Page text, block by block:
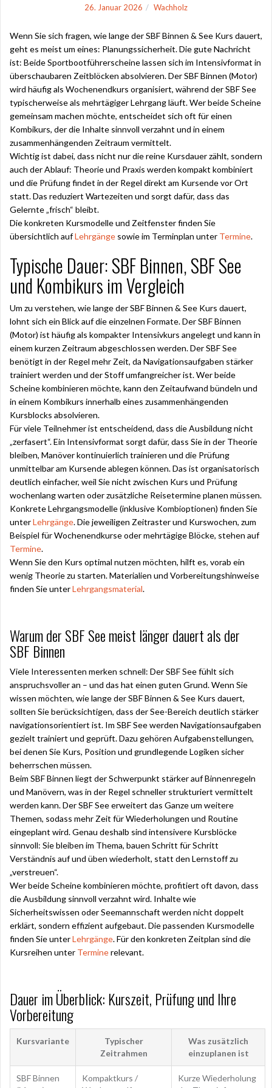
26. Januar 2026 Wachholz
Wenn Sie sich fragen, wie lange der SBF Binnen & See Kurs dauert,
geht es meist um eines: Planungssicherheit. Die gute Nachricht
ist: Beide Sportbootführerscheine lassen sich im Intensivformat in
überschaubaren Zeitblöcken absolvieren. Der SBF Binnen (Motor)
wird häufig als Wochenendkurs organisiert, während der SBF See
typischerweise als mehrtägiger Lehrgang läuft. Wer beide Scheine
gemeinsam machen möchte, entscheidet sich oft für einen
Kombikurs, der die Inhalte sinnvoll verzahnt und in einem
zusammenhängenden Zeitraum vermittelt.
Wichtig ist dabei, dass nicht nur die reine Kursdauer zählt, sondern
auch der Ablauf: Theorie und Praxis werden kompakt kombiniert
und die Prüfung findet in der Regel direkt am Kursende vor Ort
statt. Das reduziert Wartezeiten und sorgt dafür, dass das
Gelernte „frisch“ bleibt.
Die konkreten Kursmodelle und Zeitfenster finden Sie
übersichtlich aufLehrgänge sowie im Terminplan unter Termine.
Typische Dauer: SBF Binnen, SBF See
und Kombikurs im Vergleich
Um zu verstehen, wie lange der SBF Binnen & See Kurs dauert,
lohnt sich ein Blick auf die einzelnen Formate. Der SBF Binnen
(Motor) ist häufig als kompakter Intensivkurs angelegt und kann in
einem kurzen Zeitraum abgeschlossen werden. Der SBF See
benötigt in der Regel mehr Zeit, da Navigationsaufgaben stärker
trainiert werden und der Stoff umfangreicher ist. Wer beide
Scheine kombinieren möchte, kann den Zeitaufwand bündeln und
in einem Kombikurs innerhalb eines zusammenhängenden
Kursblocks absolvieren.
Für viele Teilnehmer ist entscheidend, dass die Ausbildung nicht
„zerfasert“. Ein Intensivformat sorgt dafür, dass Sie in der Theorie
bleiben, Manöver kontinuierlich trainieren und die Prüfung
unmittelbar am Kursende ablegen können. Das ist organisatorisch
deutlich einfacher, weil Sie nicht zwischen Kurs und Prüfung
wochenlang warten oder zusätzliche Reisetermine planen müssen.
Konkrete Lehrgangsmodelle (inklusive Kombioptionen) finden Sie
unterLehrgänge. Die jeweiligen Zeitraster und Kurswochen, zum
Beispiel für Wochenendkurse oder mehrtägige Blöcke, stehen auf
Termine.
Wenn Sie den Kurs optimal nutzen möchten, hilft es, vorab ein
wenig Theorie zu starten. Materialien und Vorbereitungshinweise
finden Sie unterLehrgangsmaterial.
Warum der SBF See meist länger dauert als der
SBF Binnen
Viele Interessenten merken schnell: Der SBF See fühlt sich
anspruchsvoller an – und das hat einen guten Grund. Wenn Sie
wissen möchten, wie lange der SBF Binnen & See Kurs dauert,
sollten Sie berücksichtigen, dass der See-Bereich deutlich stärker
navigationsorientiert ist. Im SBF See werden Navigationsaufgaben
gezielt trainiert und geprüft. Dazu gehören Aufgabenstellungen,
bei denen Sie Kurs, Position und grundlegende Logiken sicher
beherrschen müssen.
Beim SBF Binnen liegt der Schwerpunkt stärker auf Binnenregeln
und Manövern, was in der Regel schneller strukturiert vermittelt
werden kann. Der SBF See erweitert das Ganze um weitere
Themen, sodass mehr Zeit für Wiederholungen und Routine
eingeplant wird. Genau deshalb sind intensivere Kursblöcke
sinnvoll: Sie bleiben im Thema, bauen Schritt für Schritt
Verständnis auf und üben wiederholt, statt den Lernstoff zu
„verstreuen“.
Wer beide Scheine kombinieren möchte, profitiert oft davon, dass
die Ausbildung sinnvoll verzahnt wird. Inhalte wie
Sicherheitswissen oder Seemannschaft werden nicht doppelt
erklärt, sondern effizient aufgebaut. Die passenden Kursmodelle
finden Sie unterLehrgänge. Für den konkreten Zeitplan sind die
Kursreihen unter Terminerelevant.
Dauer im Überblick: Kurszeit, Prüfung und Ihre
Vorbereitung
Kursvariante
Typischer
Zeitrahmen
Was zusätzlich
einzuplanen ist
SBF Binnen
Kompaktkurs /
Kurze Wiederholung